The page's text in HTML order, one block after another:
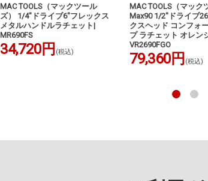
MAC TOOLS（マックツール
ズ） 1/4"ドライブ6"フレックス
メタルハンドルラチェット|
MR690FS
34,720円 (税込)
MAC TOOLS（マック
Max90 1/2"ドライブ
クスヘッド コンフォ
プ ラチェット オレン
VR2690FGO
79,360円 (税込)